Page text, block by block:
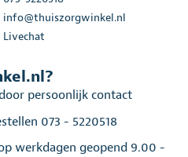
info@thuiszorgwinkel.nl
Livechat
persoonlijk contact
073 - 5220518
werkdagen geopend 9.00 -